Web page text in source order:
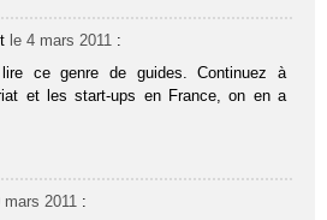
le 4 mars 2011 :
ce genre de guides. Continuez à
et les start-ups en France, on en a
mars 2011 :